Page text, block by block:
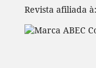
Revista afiliada à: